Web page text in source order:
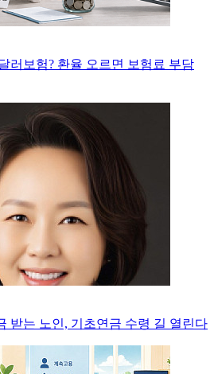
러보험? 환율 오르면 보험료 부담
받는 노인, 기초연금 수령 길 열린다